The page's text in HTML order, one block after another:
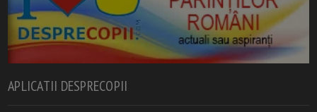
APLICATII DESPRECOPII